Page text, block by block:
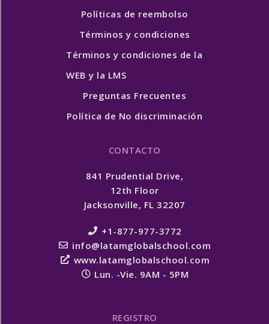
Políticas de reembolso
Términos y condiciones
Términos y condiciones de la
WEB y la LMS
Preguntas Frecuentes
Política de No discriminación
CONTACTO
841 Prudential Drive,
12th Floor
Jacksonville, FL 32207
+1-877-977-3772
info@latamglobalschool.com
www.latamglobalschool.com
Lun. -Vie. 9AM - 5PM
REGISTRO